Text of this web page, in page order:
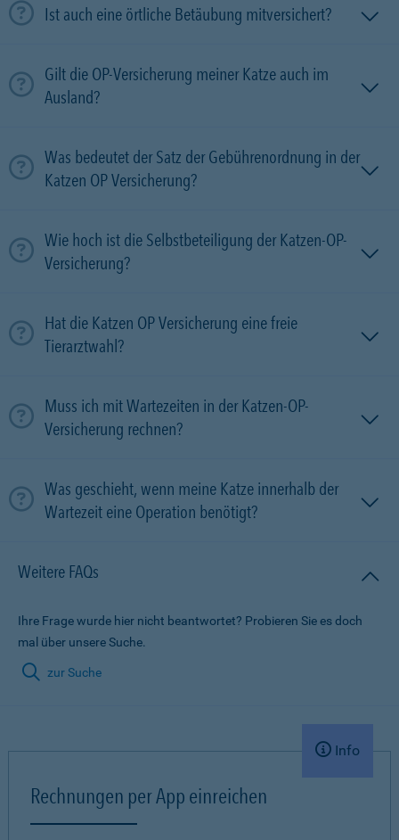
Ist auch eine örtliche Betäubung mitversichert?
Gilt die OP-Versicherung meiner Katze auch im
Ausland?
Was bedeutet der Satz der Gebührenordnung in der
Katzen OP Versicherung?
Wie hoch ist die Selbstbeteiligung der Katzen-OP-
Versicherung?
Hat die Katzen OP Versicherung eine freie
Tierarztwahl?
Muss ich mit Wartezeiten in der Katzen-OP-
Versicherung rechnen?
Was geschieht, wenn meine Katze innerhalb der
Wartezeit eine Operation benötigt?
Weitere FAQs
Ihre Frage wurde hier nicht beantwortet? Probieren Sie es doch
mal über unsere Suche.
zur Suche
Info
Rechnungen per App einreichen